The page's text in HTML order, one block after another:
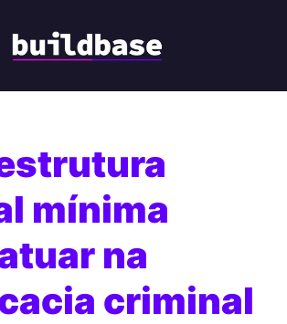
mínima
na
criminal